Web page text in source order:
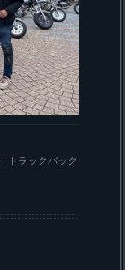
|
トラックバック